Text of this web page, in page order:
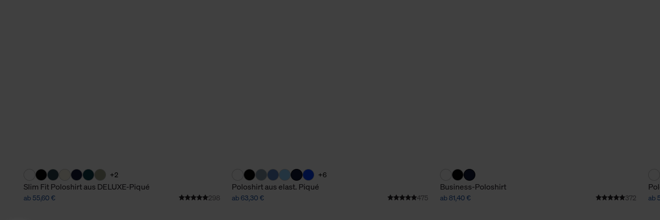
+2
Slim Fit Poloshirt aus DELUXE-Piqué
ab 55,60 € 298
+6
Poloshirt aus elast. Piqué
ab 63,30 € 475
Business-Poloshirt
ab 81,40 € 372 ab